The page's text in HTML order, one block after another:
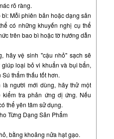
rõ ràng.
Mỗi phiên bản hoặc dạng sản
có những khuyến nghị cụ thể
trên bao bì hoặc tờ hướng dẫn
hãy vệ sinh "cậu nhỏ" sạch sẽ
loại bỏ vi khuẩn và bụi bẩn,
thẩm thấu tốt hơn.
người mới dùng, hãy thử một
tra phản ứng dị ứng. Nếu
thể yên tâm sử dụng.
Từng Dạng Sản Phẩm
bằng khoảng nửa hạt gạo.